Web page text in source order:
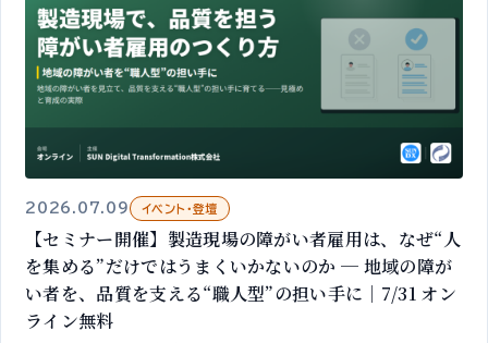
2026.07.09 イベント・登壇
【セミナー開催】製造現場の障がい者雇用は、なぜ“人
を集める”だけではうまくいかないのか ─ 地域の障が
い者を、品質を支える“職人型”の担い手に｜7/31 オン
ライン無料